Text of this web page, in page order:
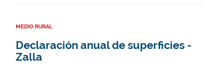
MEDIO RURAL
Declaración anual de superficies -
Zalla